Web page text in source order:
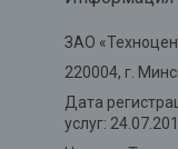
ЗАО
220004, г.
Дата
услуг: